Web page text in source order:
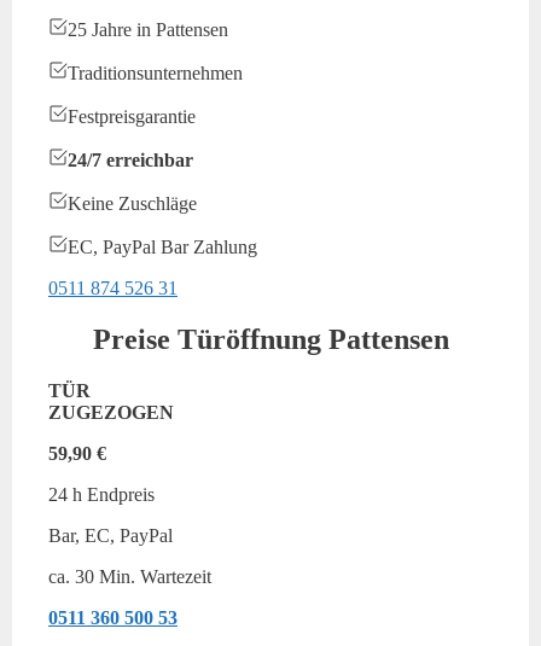
25 Jahre in Pattensen
Traditionsunternehmen
Festpreisgarantie
24/7 erreichbar
Keine Zuschläge
EC, PayPal Bar Zahlung
0511 874 526 31
Preise Türöffnung Pattensen
TÜR
ZUGEZOGEN
59,90 €
24 h Endpreis
Bar, EC, PayPal
ca. 30 Min. Wartezeit
0511 360 500 53